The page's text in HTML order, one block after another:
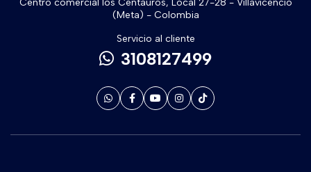
Centro comercial los Centauros, Local 27-28 - Villavicencio
(Meta) - Colombia
Servicio al cliente
3108127499